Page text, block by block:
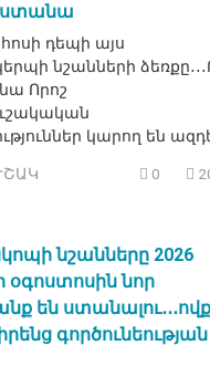
դեպի այս
նշանների
Որոշ
կարող են
0
նշանները 2026
նոր
են
գործունեության